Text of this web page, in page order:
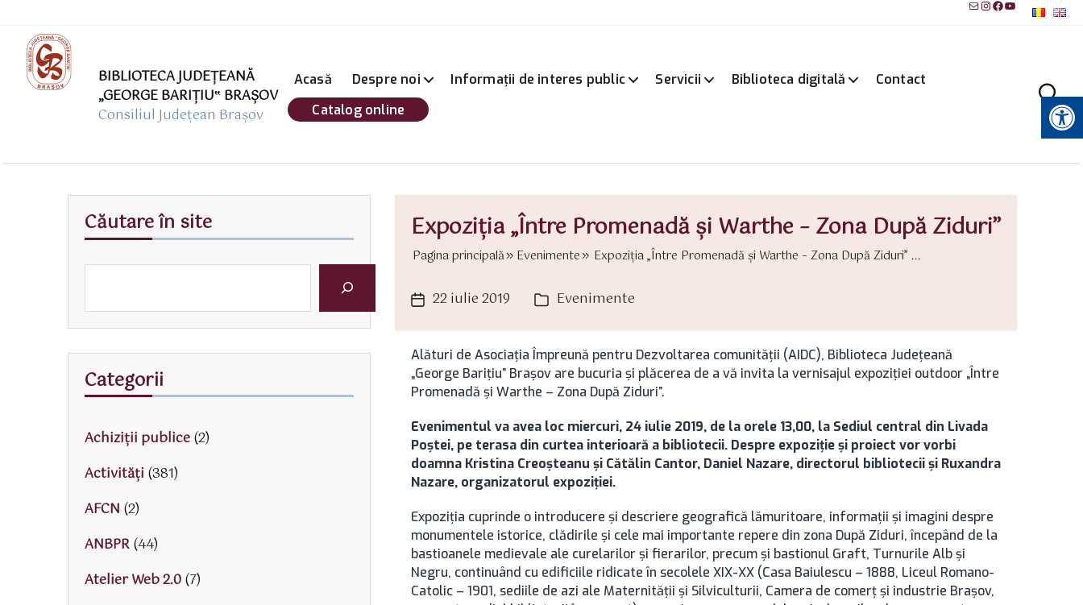
MailInstagram
Facebook
YouTube
BIBLIOTECA JUDEȚEANĂ
„GEORGE BARIŢIU‟ BRAŞOV
Consiliul Județean Brașov
Acasă Despre noi Informații de interes public Servicii Biblioteca digitală
Contact
Catalog online
Instrumente pentru accesibilitate
Expoziţia „Între Promenadă şi Warthe – Zona După Ziduri”
Pagina principală Evenimente Expoziţia „Între Promenadă şi Warthe – Zona După Ziduri” ...
Dată22 iulie 2019 Categorii
Evenimente
Alături de Asociația Împreună pentru Dezvoltarea comunității (AIDC), Biblioteca Județeană
„George Barițiu” Brașov are bucuria și plăcerea de a vă invita la vernisajul expoziției outdoor „Între
Promenadă și Warthe – Zona După Ziduri”.
Evenimentul va avea loc miercuri, 24 iulie 2019, de la orele 13,00, la Sediul central din Livada
Poștei, pe terasa din curtea interioară a bibliotecii. Despre expoziție și proiect vor vorbi
doamna Kristina Creoșteanu și Cătălin Cantor, Daniel Nazare, directorul bibliotecii și Ruxandra
Nazare, organizatorul expoziției.
Expoziția cuprinde o introducere și descriere geografică lămuritoare, informații și imagini despre
monumentele istorice, clădirile și cele mai importante repere din zona După Ziduri, începând de la
bastioanele medievale ale curelarilor și fierarilor, precum și bastionul Graft, Turnurile Alb și
Negru, continuând cu edificiile ridicate în secolele XIX-XX (Casa Baiulescu – 1888, Liceul Romano-
Catolic – 1901, sediile de azi ale Maternității și Silviculturii, Camera de comerț și industrie Brașov,
Căutare în site
Categorii
Achiziții publice(2)
Activităţi (381)
AFCN (2)
ANBPR(44)
Atelier Web 2.0(7)